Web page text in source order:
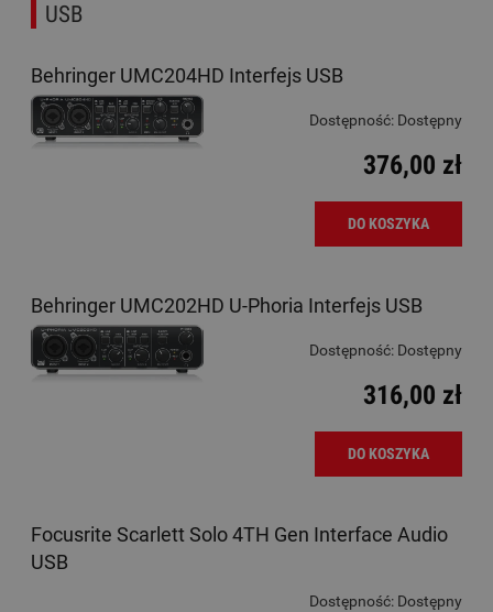
USB
Behringer UMC204HD Interfejs USB
Dostępność: Dostępny
376,00 zł
DO KOSZYKA
Behringer UMC202HD U-Phoria Interfejs USB
Dostępność: Dostępny
316,00 zł
DO KOSZYKA
Focusrite Scarlett Solo 4TH Gen Interface Audio
USB
Dostępność: Dostępny